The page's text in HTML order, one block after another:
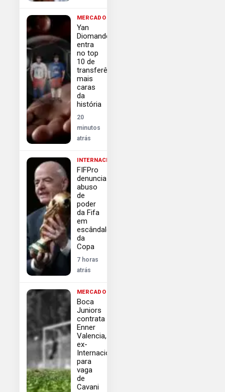
MERCADO
Yan
Diomande
entra
no top
10 de
transferências
mais
caras
da
história
20
minutos
atrás
INTERNACIONAL
FIFPro
denuncia
abuso
de
poder
da Fifa
em
escândalo
da
Copa
7 horas
atrás
MERCADO
Boca
Juniors
contrata
Enner
Valencia,
ex-
Internacional,
para
vaga
de
Cavani